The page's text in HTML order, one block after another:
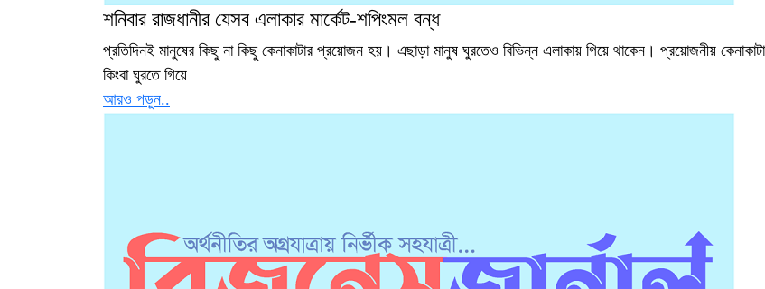
শনিবার রাজধানীর যেসব এলাকার মার্কেট-শপিংমল বন্ধ
প্রতিদিনই মানুষের কিছু না কিছু কেনাকাটার প্রয়োজন হয়। এছাড়া মানুষ ঘুরতেও বিভিন্ন এলাকায় গিয়ে থাকেন। প্রয়োজনীয় কেনাকাটা
কিংবা ঘুরতে গিয়ে
আরও পড়ুন..